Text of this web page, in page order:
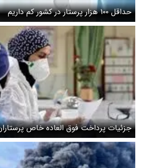
حداقل ۱۰۰ هزار پرستار در کشور کم داریم
جزئیات پرداخت فوق العاده خاص
پرستاران در راه است؟